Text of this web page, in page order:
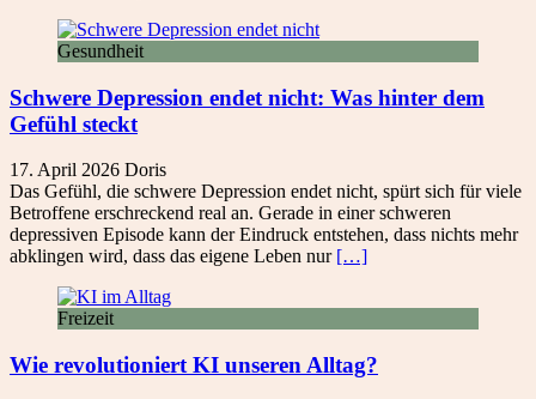
Gesundheit
Schwere Depression endet nicht: Was hinter dem
Gefühl steckt
17. April 2026 Doris
Das Gefühl, die schwere Depression endet nicht, spürt sich für viele
Betroffene erschreckend real an. Gerade in einer schweren
depressiven Episode kann der Eindruck entstehen, dass nichts mehr
abklingen wird, dass das eigene Leben nur […]
Freizeit
Wie revolutioniert KI unseren Alltag?